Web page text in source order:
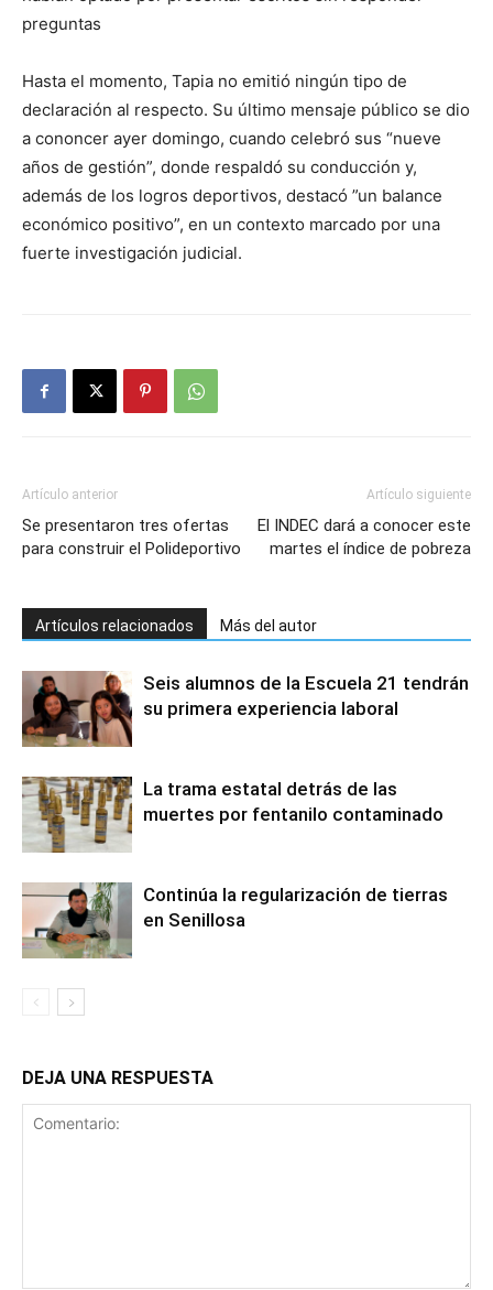
preguntas
Hasta el momento, Tapia no emitió ningún tipo de
declaración al respecto. Su último mensaje público se dio
a cononcer ayer domingo, cuando celebró sus “nueve
años de gestión”, donde respaldó su conducción y,
además de los logros deportivos, destacó ”un balance
económico positivo”, en un contexto marcado por una
fuerte investigación judicial.
Artículo anterior
Se presentaron tres ofertas
para construir el Polideportivo
Artículo siguiente
El INDEC dará a conocer este
martes el índice de pobreza
Artículos relacionados Más del autor
Seis alumnos de la Escuela 21 tendrán
su primera experiencia laboral
La trama estatal detrás de las
muertes por fentanilo contaminado
Continúa la regularización de tierras
en Senillosa
DEJA UNA RESPUESTA